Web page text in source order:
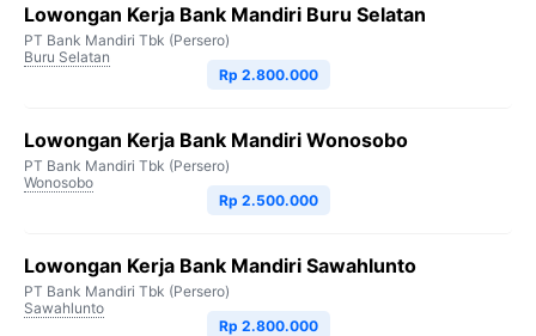
Lowongan Kerja Bank Mandiri Buru Selatan
PT Bank Mandiri Tbk (Persero)
Buru Selatan
Rp 2.800.000
Lowongan Kerja Bank Mandiri Wonosobo
PT Bank Mandiri Tbk (Persero)
Wonosobo
Rp 2.500.000
Lowongan Kerja Bank Mandiri Sawahlunto
PT Bank Mandiri Tbk (Persero)
Sawahlunto
Rp 2.800.000